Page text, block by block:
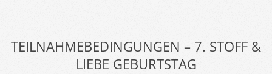
MenuTEILNAHMEBEDINGUNGEN – 7. STOFF &
LIEBE GEBURTSTAG